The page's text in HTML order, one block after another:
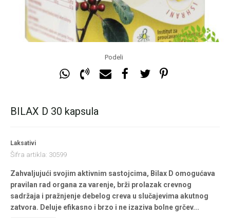
Podeli
BILAX D 30 kapsula
Laksativi
Šifra artikla: 30599
Zahvaljujući svojim aktivnim sastojcima, Bilax D omogućava
pravilan rad organa za varenje, brži prolazak crevnog
sadržaja i pražnjenje debelog creva u slučajevima akutnog
zatvora. Deluje efikasno i brzo i ne izaziva bolne grčev...